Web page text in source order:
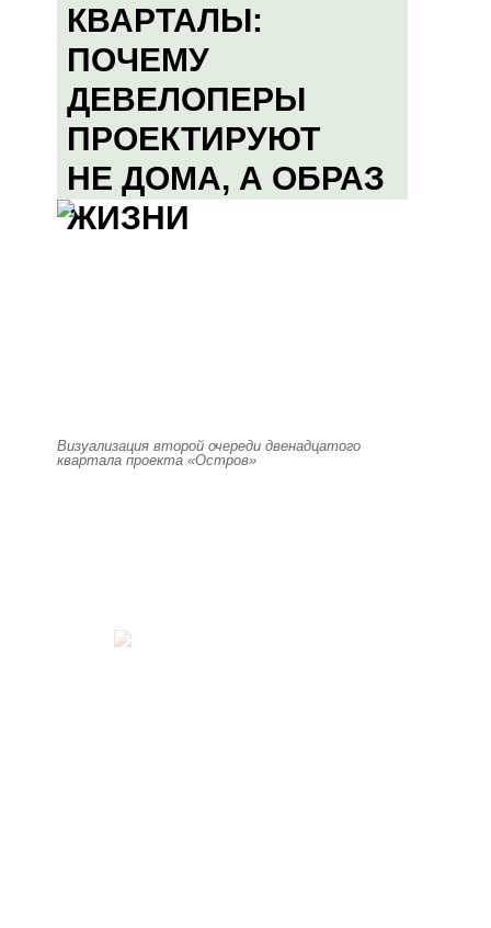
КВАРТАЛЫ:
ПОЧЕМУ
ДЕВЕЛОПЕРЫ
ПРОЕКТИРУЮТ
НЕ ДОМА, А ОБРАЗ
ЖИЗНИ
Визуализация второй очереди двенадцатого
квартала проекта «Остров»